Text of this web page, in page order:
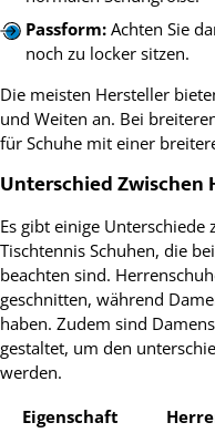
Passform:Achten Sie
noch zu locker sitzen.
Die meisten Hersteller
und Weiten an. Bei
für Schuhe mit einer
Unterschied Zwischen
Es gibt einige
Tischtennis Schuhen, die
beachten sind.
geschnitten, während
haben. Zudem sind
gestaltet, um den
werden.
Eigenschaft